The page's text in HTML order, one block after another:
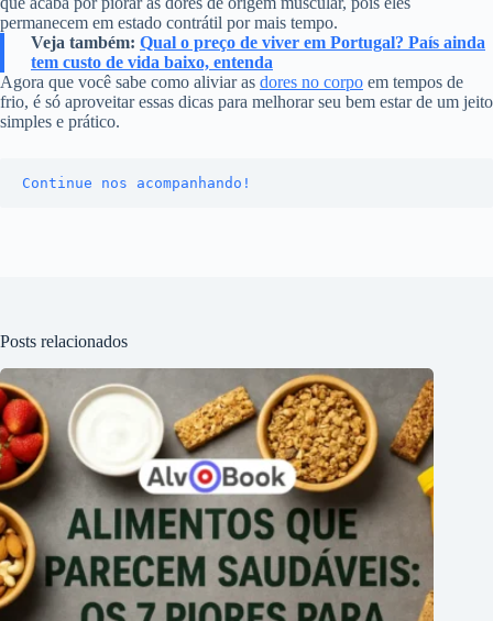
permanecem em estado contrátil por mais tempo.
Veja também: Qual o preço de viver em Portugal? País ainda
tem custo de vida baixo, entenda
Agora que você sabe como aliviar as dores no corpo em tempos de
frio, é só aproveitar essas dicas para melhorar seu bem estar de um jeito
simples e prático.
Continue nos acompanhando!
Posts relacionados